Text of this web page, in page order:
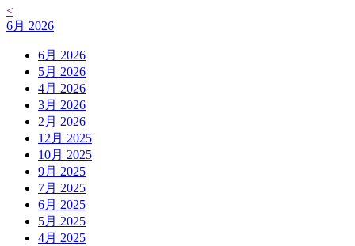
<
6月 2026
6月 2026
5月 2026
4月 2026
3月 2026
2月 2026
12月 2025
10月 2025
9月 2025
7月 2025
6月 2025
5月 2025
4月 2025